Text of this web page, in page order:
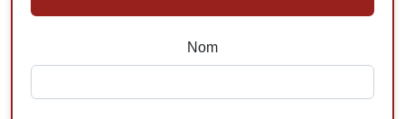
Nom